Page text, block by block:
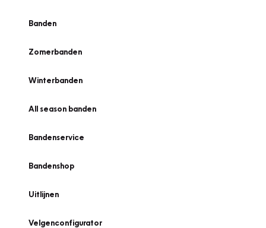
Banden
Zomerbanden
Winterbanden
All season banden
Bandenservice
Bandenshop
Uitlijnen
Velgenconfigurator